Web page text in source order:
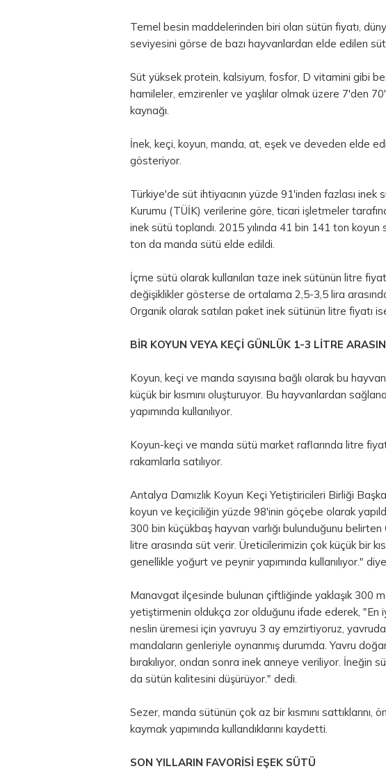
Temel besin maddelerinden biri olan sütün fiyatı,
seviyesini görse de bazı hayvanlardan elde edilen
Süt yüksek protein, kalsiyum, fosfor, D vitamini gibi
hamileler, emzirenler ve yaşlılar olmak üzere 7'den
kaynağı.
İnek, keçi, koyun, manda, at, eşek ve deveden elde
gösteriyor.
Türkiye'de süt ihtiyacının yüzde 91'inden fazlası inek
Kurumu (TÜİK) verilerine göre, ticari işletmeler
inek sütü toplandı. 2015 yılında 41 bin 141 ton
ton da manda sütü elde edildi.
İçme sütü olarak kullanılan taze inek sütünün litre
değişiklikler gösterse de ortalama 2,5-3,5 lira
Organik olarak satılan paket inek sütünün litre fiyatı
BİR KOYUN VEYA KEÇİ GÜNLÜK 1-3 LİTRE
Koyun, keçi ve manda sayısına bağlı olarak bu
küçük bir kısmını oluşturuyor. Bu hayvanlardan
yapımında kullanılıyor.
Koyun-keçi ve manda sütü market raflarında litre
rakamlarla satılıyor.
Antalya Damızlık Koyun Keçi Yetiştiricileri Birliği
koyun ve keçiciliğin yüzde 98'inin göçebe olarak
300 bin küçükbaş hayvan varlığı bulunduğunu
litre arasında süt verir. Üreticilerimizin çok küçük bir
genellikle yoğurt ve peynir yapımında kullanılıyor."
Manavgat ilçesinde bulunan çiftliğinde yaklaşık 300
yetiştirmenin oldukça zor olduğunu ifade ederek, "En
neslin üremesi için yavruyu 3 ay emzirtiyoruz,
mandaların genleriyle oynanmış durumda. Yavru
bırakılıyor, ondan sonra inek anneye veriliyor. İneğin
da sütün kalitesini düşürüyor." dedi.
Sezer, manda sütünün çok az bir kısmını sattıklarını,
kaymak yapımında kullandıklarını kaydetti.
SON YILLARIN FAVORİSİ EŞEK SÜTÜ